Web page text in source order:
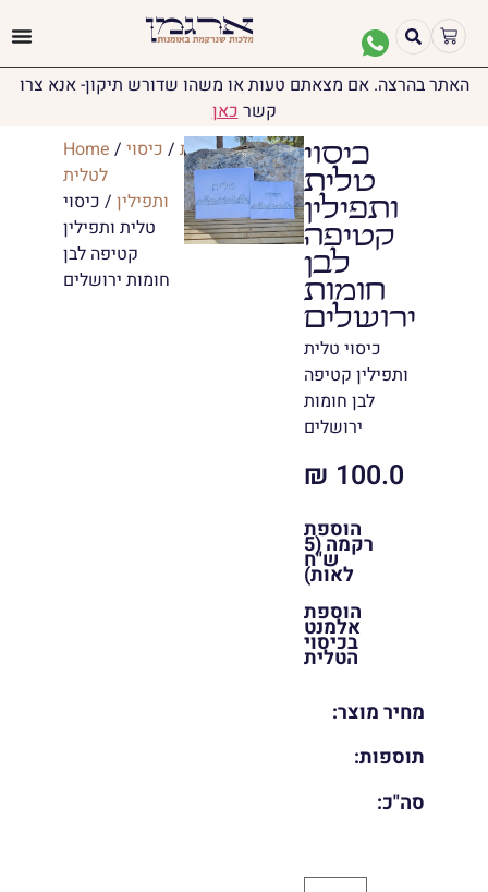
האתר בהרצה. אם מצאתם טעות או משהו שדורש תיקון- אנא צרו
קשרכאן
Home / יודאיקה/טליתות/ כיסוי
לטלית
ותפילין/ כיסוי
טלית ותפילין
קטיפה לבן
חומות ירושלים
כיסוי
טלית
ותפילין
קטיפה
לבן
חומות
ירושלים
כיסוי טלית
ותפילין קטיפה
לבן חומות
ירושלים
₪ 100.0
הוספת
רקמה (5
ש"ח
לאות)
הוספת
אלמנט
בכיסוי
הטלית
מחיר מוצר:
תוספות:
סה"כ: